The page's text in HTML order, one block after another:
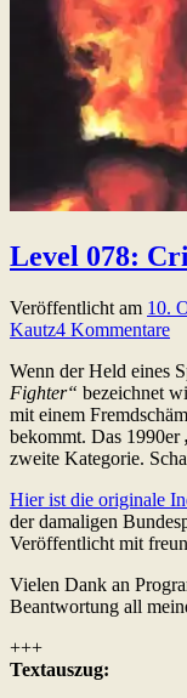
Level 078:
Veröffentlicht am 10.
Kautz4 Kommentare
Wenn der Held eines
Fighter“ bezeichnet
mit einem
bekommt. Das 1990er
zweite Kategorie.
Hier ist die originale
der damaligen
Veröffentlicht mit
Vielen Dank an
Beantwortung all
+++
Textauszug: